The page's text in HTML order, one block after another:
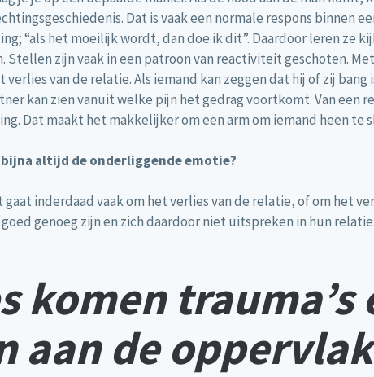
Dat is vaak een normale respons binnen
“als het moeilijk wordt, dan doe ik dit”. Daardoor leren ze
zijn vaak in een patroon van reactiviteit geschoten. Met
van de relatie. Als iemand kan zeggen dat hij of zij
kan zien vanuit welke pijn het gedrag voortkomt. Van een
Dat maakt het makkelijker om een arm om iemand heen te
altijd de onderliggende emotie?
inderdaad vaak om het verlies van de relatie, of om het
genoeg zijn en zich daardoor niet uitspreken in hun relatie.
komen trauma’s
aan de